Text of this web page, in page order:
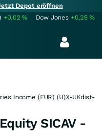
Depot eröffnen
+0,02% Dow Jones +0,25%
Income (EUR) (U)X-UKdist-
SICAV -